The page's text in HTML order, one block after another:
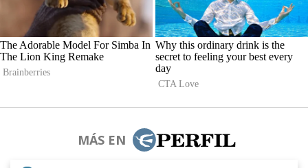
MÁS EN